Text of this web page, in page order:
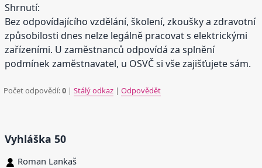
Shrnutí:
Bez odpovídajícího vzdělání, školení, zkoušky a zdravotní
způsobilosti dnes nelze legálně pracovat s elektrickými
zařízeními. U zaměstnanců odpovídá za splnění
podmínek zaměstnavatel, u OSVČ si vše zajišťujete sám.
Počet odpovědí:0 |Stálý odkaz |Odpovědět
Vyhláška 50
Roman Lankaš